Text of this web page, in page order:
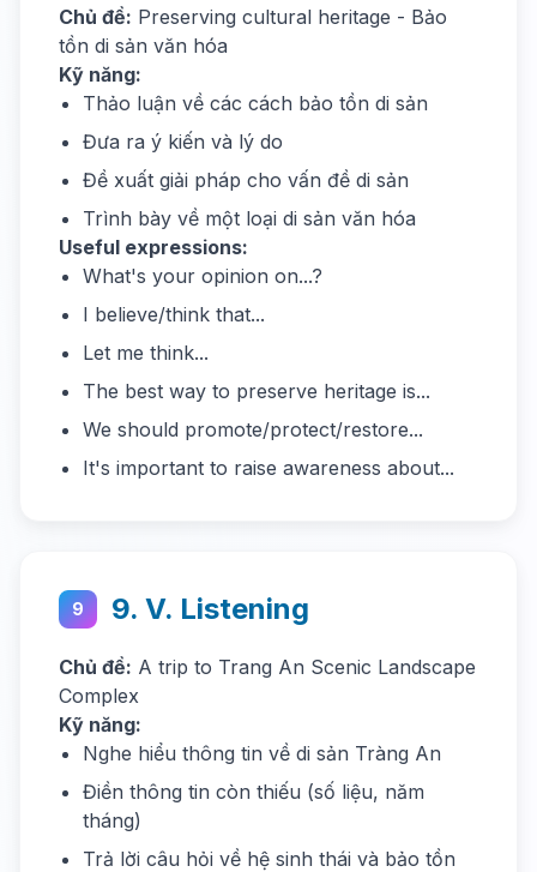
Chủ đề: Preserving cultural heritage - Bảo
tồn di sản văn hóa
Kỹ năng:
Thảo luận về các cách bảo tồn di sản
Đưa ra ý kiến và lý do
Đề xuất giải pháp cho vấn đề di sản
Trình bày về một loại di sản văn hóa
Useful expressions:
What's your opinion on...?
I believe/think that...
Let me think...
The best way to preserve heritage is...
We should promote/protect/restore...
It's important to raise awareness about...
9 9. V. Listening
Chủ đề: A trip to Trang An Scenic Landscape
Complex
Kỹ năng:
Nghe hiểu thông tin về di sản Tràng An
Điền thông tin còn thiếu (số liệu, năm
tháng)
Trả lời câu hỏi về hệ sinh thái và bảo tồn